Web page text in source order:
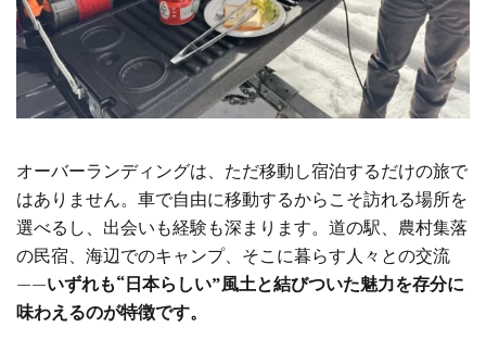
オーバーランディングは、ただ移動し宿泊するだけの旅で
はありません。車で自由に移動するからこそ訪れる場所を
選べるし、出会いも経験も深まります。道の駅、農村集落
の民宿、海辺でのキャンプ、そこに暮らす人々との交流
——いずれも“日本らしい”風土と結びついた魅力を存分に
味わえるのが特徴です。